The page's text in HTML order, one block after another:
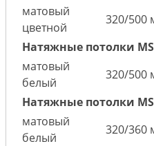
матовый
цветной
320/500
Натяжные потолки
матовый
белый
320/500
Натяжные потолки
матовый
белый
320/360